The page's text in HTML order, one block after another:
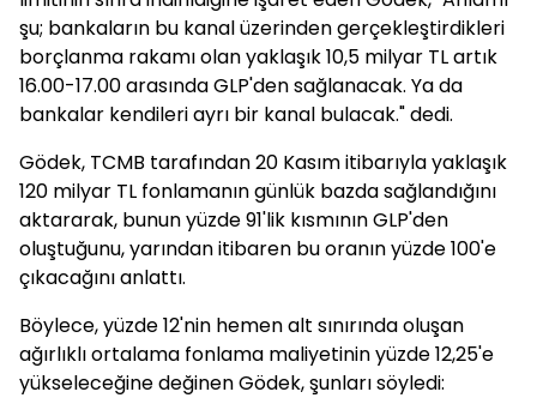
şu; bankaların bu kanal üzerinden gerçekleştirdikleri
borçlanma rakamı olan yaklaşık 10,5 milyar TL artık
16.00-17.00 arasında GLP'den sağlanacak. Ya da
bankalar kendileri ayrı bir kanal bulacak." dedi.
Gödek, TCMB tarafından 20 Kasım itibarıyla yaklaşık
120 milyar TL fonlamanın günlük bazda sağlandığını
aktararak, bunun yüzde 91'lik kısmının GLP'den
oluştuğunu, yarından itibaren bu oranın yüzde 100'e
çıkacağını anlattı.
Böylece, yüzde 12'nin hemen alt sınırında oluşan
ağırlıklı ortalama fonlama maliyetinin yüzde 12,25'e
yükseleceğine değinen Gödek, şunları söyledi: